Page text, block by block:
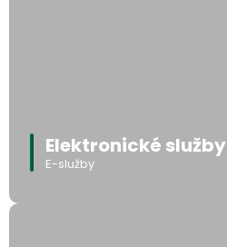
Elektronické služby
E-služby